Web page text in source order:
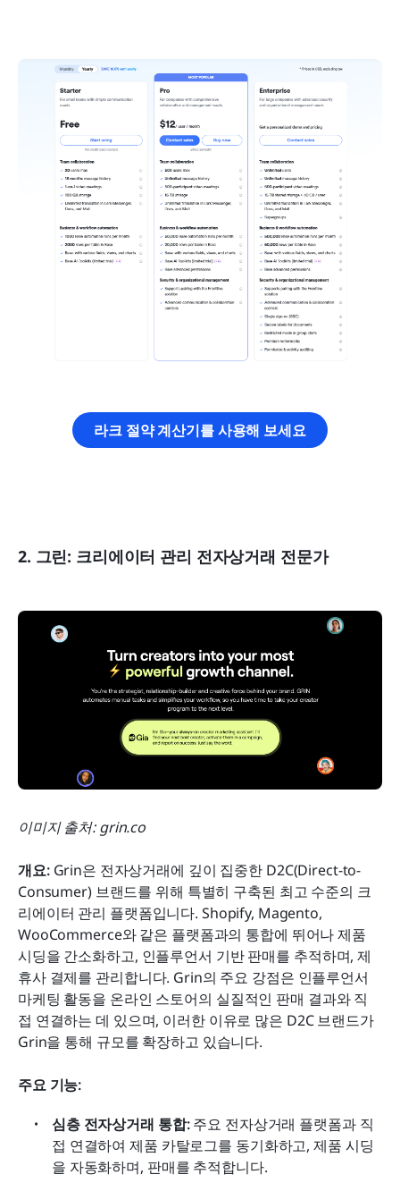
라크 절약 계산기를 사용해 보세요
2. 그린: 크리에이터 관리 전자상거래 전문가
이미지 출처: grin.co
개요: Grin은 전자상거래에 깊이 집중한 D2C(Direct-to-
Consumer) 브랜드를 위해 특별히 구축된 최고 수준의 크
리에이터 관리 플랫폼입니다. Shopify, Magento,
WooCommerce와 같은 플랫폼과의 통합에 뛰어나 제품
시딩을 간소화하고, 인플루언서 기반 판매를 추적하며, 제
휴사 결제를 관리합니다. Grin의 주요 강점은 인플루언서
마케팅 활동을 온라인 스토어의 실질적인 판매 결과와 직
접 연결하는 데 있으며, 이러한 이유로 많은 D2C 브랜드가
Grin을 통해 규모를 확장하고 있습니다.
주요 기능:
심층 전자상거래 통합: 주요 전자상거래 플랫폼과 직
접 연결하여 제품 카탈로그를 동기화하고, 제품 시딩
을 자동화하며, 판매를 추적합니다.